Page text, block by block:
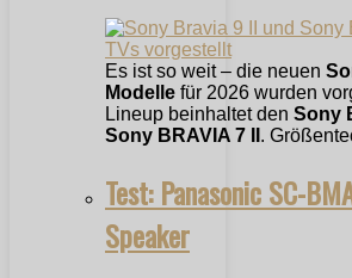
Es ist so weit – die neuen
Modelle für 2026 wurden
Lineup beinhaltet den Sony
Sony BRAVIA 7 II .
Test: Panasonic SC-
Speaker